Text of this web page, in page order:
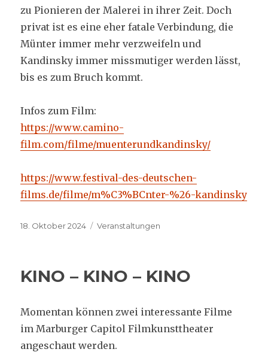
zu Pionieren der Malerei in ihrer Zeit. Doch
privat ist es eine eher fatale Verbindung, die
Münter immer mehr verzweifeln und
Kandinsky immer missmutiger werden lässt,
bis es zum Bruch kommt.
Infos zum Film:
https://www.camino-
film.com/filme/muenterundkandinsky/
https://www.festival-des-deutschen-
films.de/filme/m%C3%BCnter-%26-kandinsky
Veröffentlicht
18. Oktober 2024 Kategorien
Veranstaltungen
KINO – KINO – KINO
Momentan können zwei interessante Filme
im Marburger Capitol Filmkunsttheater
angeschaut werden.